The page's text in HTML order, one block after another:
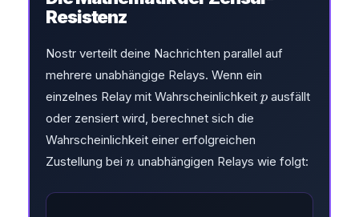
Resistenz
Nostr verteilt deine Nachrichten parallel auf
mehrere unabhängige Relays. Wenn ein
einzelnes Relay mit Wahrscheinlichkeit p
p ausfällt
oder zensiert wird, berechnet sich die
Wahrscheinlichkeit einer erfolgreichen
Zustellung bei n
n unabhängigen Relays wie folgt: